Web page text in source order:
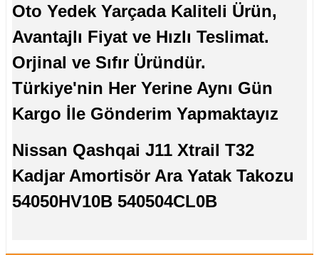
Oto Yedek Yarçada Kaliteli Ürün,
Avantajlı Fiyat ve Hızlı Teslimat.
Orjinal ve Sıfır Üründür.
Türkiye'nin Her Yerine Aynı Gün
Kargo İle Gönderim Yapmaktayız
Nissan Qashqai J11 Xtrail T32
Kadjar Amortisör Ara Yatak Takozu
54050HV10B 540504CL0B